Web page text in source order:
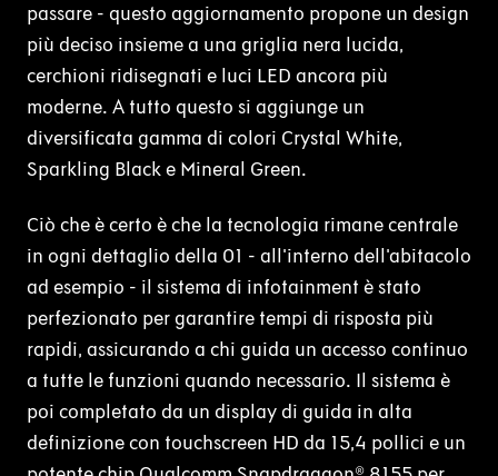
passare - questo aggiornamento propone un design
più deciso insieme a una griglia nera lucida,
cerchioni ridisegnati e luci LED ancora più
moderne. A tutto questo si aggiunge un
diversificata gamma di colori Crystal White,
Sparkling Black e Mineral Green.
Ciò che è certo è che la tecnologia rimane centrale
in ogni dettaglio della 01 - all'interno dell'abitacolo
ad esempio - il sistema di infotainment è stato
perfezionato per garantire tempi di risposta più
rapidi, assicurando a chi guida un accesso continuo
a tutte le funzioni quando necessario. Il sistema è
poi completato da un display di guida in alta
definizione con touchscreen HD da 15,4 pollici e un